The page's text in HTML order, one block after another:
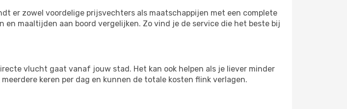
er zowel voordelige prijsvechters als maatschappijen met een complete
maaltijden aan boord vergelijken. Zo vind je de service die het beste bij
vlucht gaat vanaf jouw stad. Het kan ook helpen als je liever minder
keren per dag en kunnen de totale kosten flink verlagen.